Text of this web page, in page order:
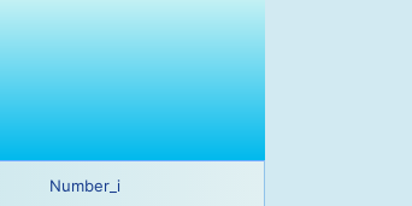
Number_i